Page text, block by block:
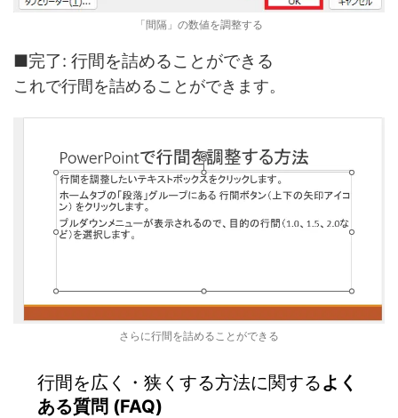
「間隔」の数値を調整する
■完了: 行間を詰めることができる
これで行間を詰めることができます。
さらに行間を詰めることができる
行間を広く・狭くする方法に関するよく
ある質問 (FAQ)